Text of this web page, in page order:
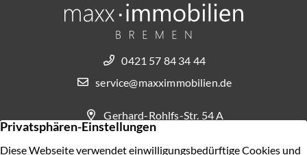
Gerhard-Rohlfs-Str. 54 A
28757 Bremen
0421 57 84 34 44
service@maxximmobilien.de